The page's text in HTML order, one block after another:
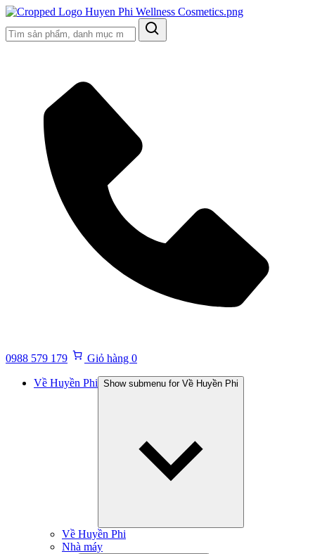
0988 579 179 Giỏ hàng 0
Về Huyền Phi Show submenu for Về Huyền Phi
Về Huyền Phi
Nhà máy